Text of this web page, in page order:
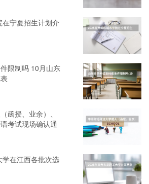
宁夏招生计划介
限制吗 10月山东
函授、业余）、
考试现场确认通
在江西各批次选